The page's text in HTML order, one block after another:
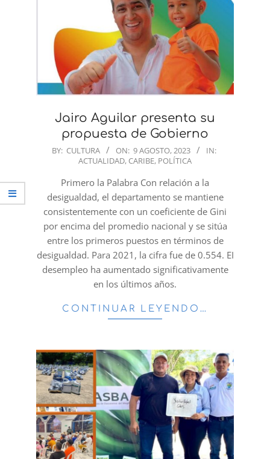
Jairo Aguilar presenta su
propuesta de Gobierno
2023-
BY: CULTURA ON: 9 AGOSTO, 2023
IN:
ACTUALIDAD, CARIBE, POLÍTICA
Primero la Palabra Con relación a la
desigualdad, el departamento se mantiene
consistentemente con un coeficiente de Gini
por encima del promedio nacional y se sitúa
entre los primeros puestos en términos de
desigualdad. Para 2021, la cifra fue de 0.554. EI
desempleo ha aumentado significativamente
en los últimos años.
CONTINUAR LEYENDO…